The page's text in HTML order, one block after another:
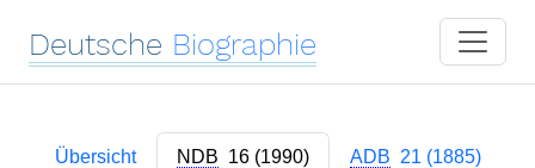
Deutsche Biographie
Übersicht NDB 16 (1990) ADB 21 (1885)